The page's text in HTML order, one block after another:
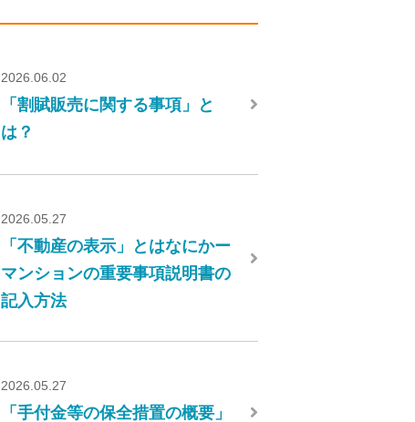
2026.06.02
「割賦販売に関する事項」と
は？
2026.05.27
「不動産の表示」とはなにかー
マンションの重要事項説明書の
記入方法
2026.05.27
「手付金等の保全措置の概要」